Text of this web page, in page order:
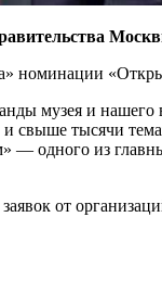
номинации
музея и
тысячи
— ​одного из
от